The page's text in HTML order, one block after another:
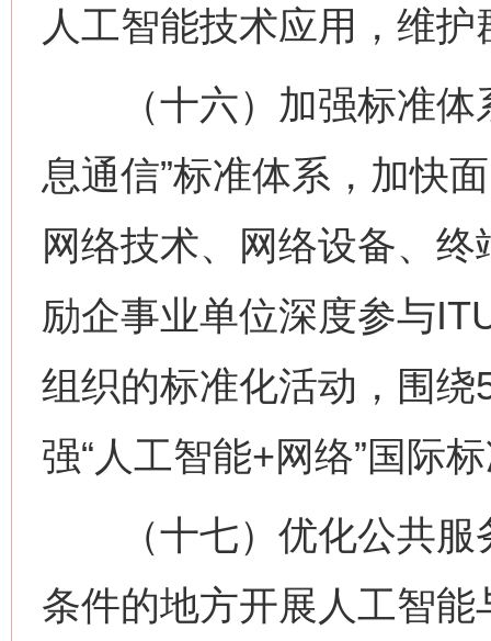
人工智能技术应用，维
（十六）加强标准体
息通信”标准体系，加快
网络技术、网络设备、
励企事业单位深度参与
组织的标准化活动，围
强“人工智能+网络”国际
（十七）优化公共服
条件的地方开展人工智